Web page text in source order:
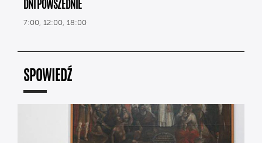
DNI POWSZEDNIE
7:00, 12:00, 18:00
SPOWIEDŹ